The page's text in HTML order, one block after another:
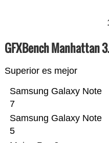
GFXBench Manhattan
Superior es mejor
Samsung Galaxy Note
5
Samsung Galaxy Note
7